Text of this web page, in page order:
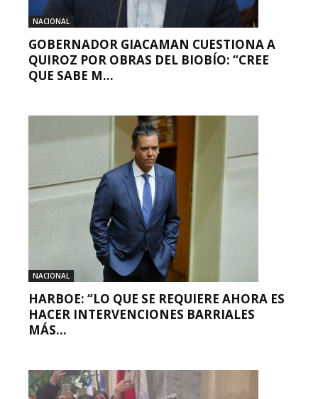
NACIONAL
GOBERNADOR GIACAMAN CUESTIONA A
QUIROZ POR OBRAS DEL BIOBÍO: “CREE
QUE SABE M...
NACIONAL
HARBOE: “LO QUE SE REQUIERE AHORA ES
HACER INTERVENCIONES BARRIALES
MÁS...